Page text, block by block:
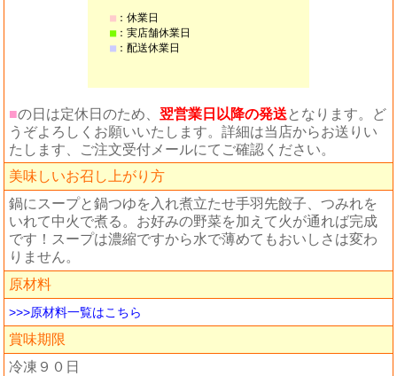
■の日は定休日のため、 翌営業日以降の発送 となります。ど
うぞよろしくお願いいたします。詳細は当店からお送りい
たします、ご注文受付メールにてご確認ください。
美味しいお召し上がり方
鍋にスープと鍋つゆを入れ煮立たせ手羽先餃子、つみれを
いれて中火で煮る。お好みの野菜を加えて火が通れば完成
です！スープは濃縮ですから水で薄めてもおいしさは変わ
りません。
原材料
>>>原材料一覧はこちら
賞味期限
冷凍９０日